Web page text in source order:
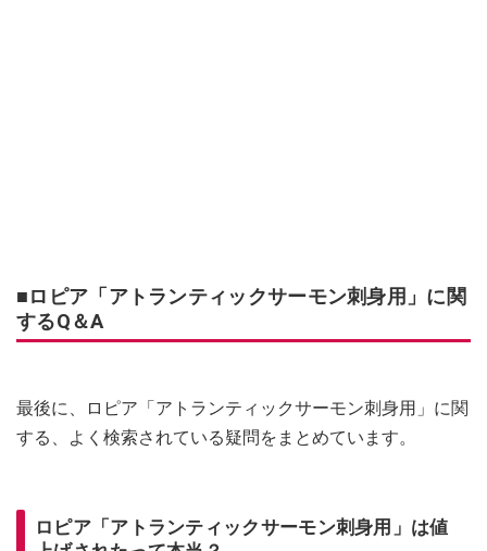
■ロピア「アトランティックサーモン刺身用」に関
するQ＆A
最後に、ロピア「アトランティックサーモン刺身用」に関
する、よく検索されている疑問をまとめています。
ロピア「アトランティックサーモン刺身用」は値